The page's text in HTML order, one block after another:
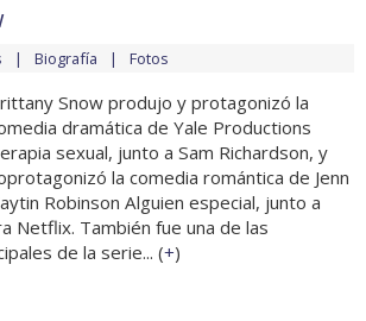
Biografía Fotos
Snow produjo y protagonizó la
dramática de Yale Productions
sexual, junto a Sam Richardson, y
la comedia romántica de Jenn
Robinson Alguien especial, junto a
Netflix. También fue una de las
de la serie... (+)